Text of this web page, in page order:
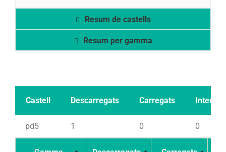
Resum de castells
Resum per gamma
Castell Descarregats Carregats Intents
pd5 1 0 0